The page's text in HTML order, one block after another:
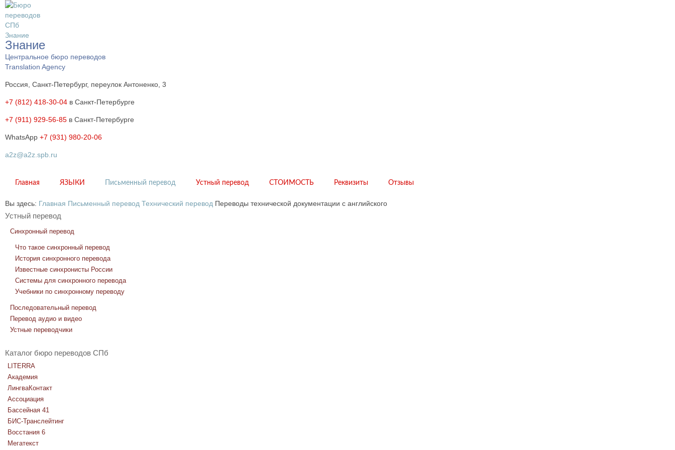
Знание
Центральное бюро переводов
Translation Agency
Россия, Санкт-Петербург, переулок Антоненко, 3
+7 (812) 418-30-04 в Санкт-Петербурге
+7 (911) 929-56-85 в Санкт-Петербурге
WhatsApp +7 (931) 980-20-06
a2z@a2z.spb.ru
Главная ЯЗЫКИ Письменный перевод Устный перевод СТОИМОСТЬ Реквизиты Отзывы
Вы здесь: Главная Письменный перевод Технический перевод Переводы технической документации с английского
Устный перевод
Синхронный перевод
Что такое синхронный перевод
История синхронного перевода
Известные синхронисты России
Системы для синхронного перевода
Учебники по синхронному переводу
Последовательный перевод
Перевод аудио и видео
Устные переводчики
Каталог бюро переводов СПб
LITERRA
Академия
ЛингваКонтакт
Ассоциация
Бассейная 41
БИС-Транслейтинг
Восстания 6
Мегатекст